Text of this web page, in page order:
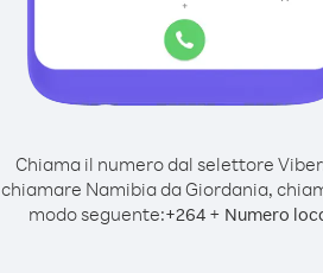
Chiama il numero dal selettore
chiamare Namibia da Giordania,
modo seguente:+264+ Numero